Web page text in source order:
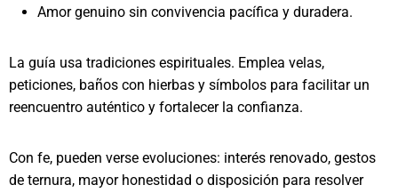
Amor genuino sin convivencia pacífica y duradera.
La guía usa tradiciones espirituales. Emplea velas,
peticiones, baños con hierbas y símbolos para facilitar un
reencuentro auténtico y fortalecer la confianza.
Con fe, pueden verse evoluciones: interés renovado, gestos
de ternura, mayor honestidad o disposición para resolver